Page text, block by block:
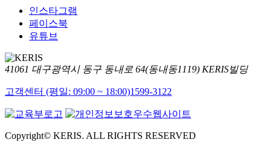
인스타그램
페이스북
유튜브
41061 대구광역시 동구 동내로 64(동내동1119) KERIS빌딩
고객센터 (평일: 09:00 ~ 18:00)1599-3122
Copyright© KERIS. ALL RIGHTS RESERVED